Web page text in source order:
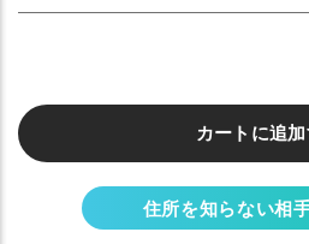
カートに追
住所を知らない相